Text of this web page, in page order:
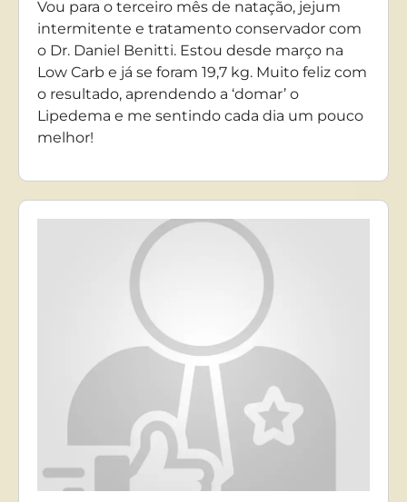
Vou para o terceiro mês de natação, jejum
intermitente e tratamento conservador com
o Dr. Daniel Benitti. Estou desde março na
Low Carb e já se foram 19,7 kg. Muito feliz com
o resultado, aprendendo a ‘domar’ o
Lipedema e me sentindo cada dia um pouco
melhor!